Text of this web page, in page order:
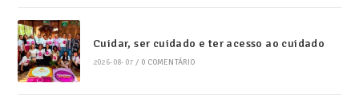
Cuidar, ser cuidado e ter acesso ao cuidado
2026-08-07 / 0 COMENTÁRIO